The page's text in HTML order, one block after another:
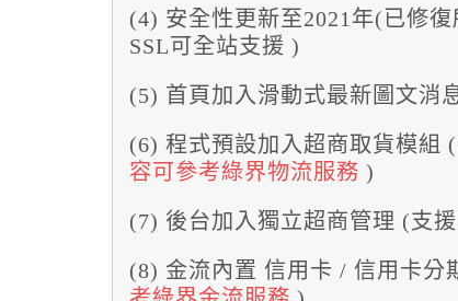
(4) 安全性更新至2021年(已修
SSL可全站支援 )
(5) 首頁加入滑動式最新圖文消
(6) 程式預設加入超商取貨模組
容可參考綠界物流服務 )
(7) 後台加入獨立超商管理 (支
(8) 金流內置 信用卡 / 信用卡分